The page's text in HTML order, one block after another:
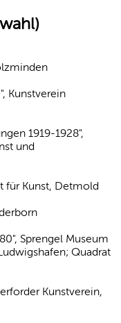
Kunstverein
1919-1928",
und
für Kunst, Detmold
Sprengel Museum
Quadrat
Kunstverein,